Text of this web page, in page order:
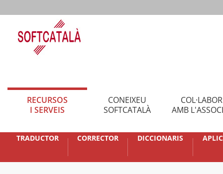
RECURSOS
I SERVEIS
CONEIXEU
SOFTCATALÀ
AMB
TRADUCTOR CORRECTOR DICCIONARIS